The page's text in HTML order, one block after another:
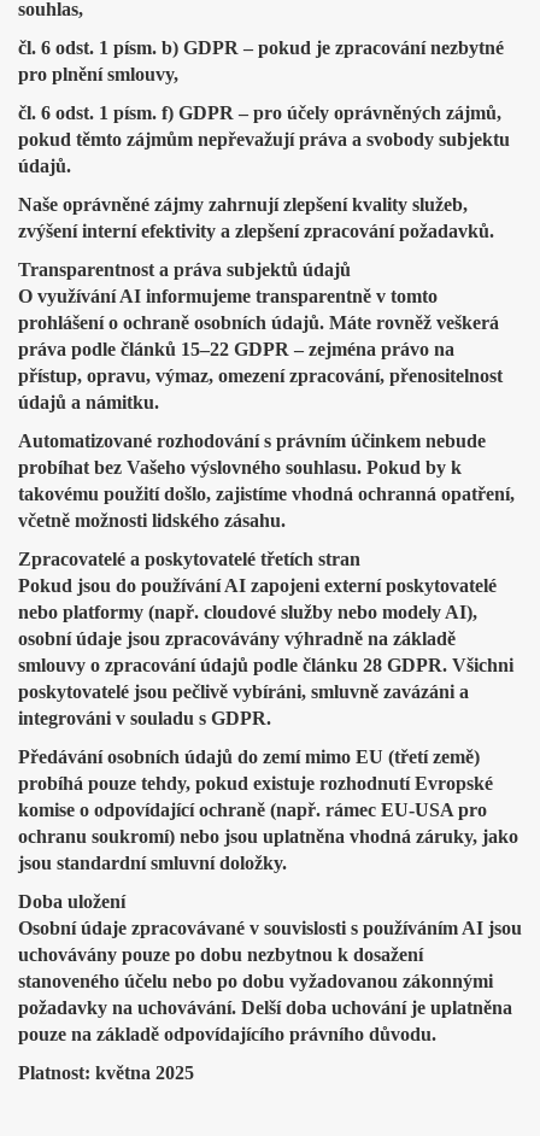
souhlas,
čl. 6 odst. 1 písm. b) GDPR – pokud je zpracování nezbytné
pro plnění smlouvy,
čl. 6 odst. 1 písm. f) GDPR – pro účely oprávněných zájmů,
pokud těmto zájmům nepřevažují práva a svobody subjektu
údajů.
Naše oprávněné zájmy zahrnují zlepšení kvality služeb,
zvýšení interní efektivity a zlepšení zpracování požadavků.
Transparentnost a práva subjektů údajů
O využívání AI informujeme transparentně v tomto
prohlášení o ochraně osobních údajů. Máte rovněž veškerá
práva podle článků 15–22 GDPR – zejména právo na
přístup, opravu, výmaz, omezení zpracování, přenositelnost
údajů a námitku.
Automatizované rozhodování s právním účinkem nebude
probíhat bez Vašeho výslovného souhlasu. Pokud by k
takovému použití došlo, zajistíme vhodná ochranná opatření,
včetně možnosti lidského zásahu.
Zpracovatelé a poskytovatelé třetích stran
Pokud jsou do používání AI zapojeni externí poskytovatelé
nebo platformy (např. cloudové služby nebo modely AI),
osobní údaje jsou zpracovávány výhradně na základě
smlouvy o zpracování údajů podle článku 28 GDPR. Všichni
poskytovatelé jsou pečlivě vybíráni, smluvně zavázáni a
integrováni v souladu s GDPR.
Předávání osobních údajů do zemí mimo EU (třetí země)
probíhá pouze tehdy, pokud existuje rozhodnutí Evropské
komise o odpovídající ochraně (např. rámec EU-USA pro
ochranu soukromí) nebo jsou uplatněna vhodná záruky, jako
jsou standardní smluvní doložky.
Doba uložení
Osobní údaje zpracovávané v souvislosti s používáním AI jsou
uchovávány pouze po dobu nezbytnou k dosažení
stanoveného účelu nebo po dobu vyžadovanou zákonnými
požadavky na uchovávání. Delší doba uchování je uplatněna
pouze na základě odpovídajícího právního důvodu.
Platnost: května 2025